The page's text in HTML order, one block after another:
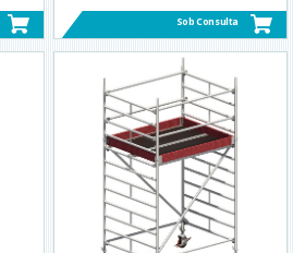
Sob Consulta